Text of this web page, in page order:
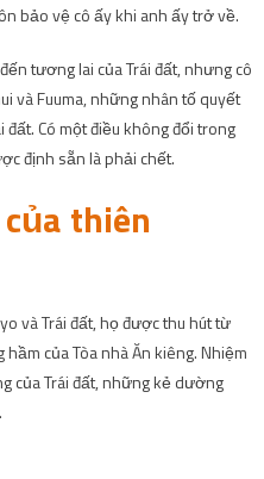
bảo vệ cô ấy khi anh ấy trở về.
tương lai của Trái đất, nhưng cô
và Fuuma, những nhân tố quyết
Có một điều không đổi trong
định sẵn là phải chết.
thiên
và Trái đất, họ được thu hút từ
của Tòa nhà Ăn kiêng. Nhiệm
của Trái đất, những kẻ dường